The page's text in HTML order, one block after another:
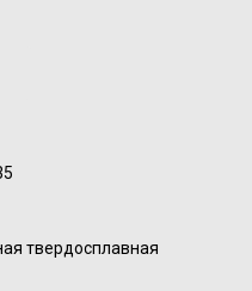
твердосплавная